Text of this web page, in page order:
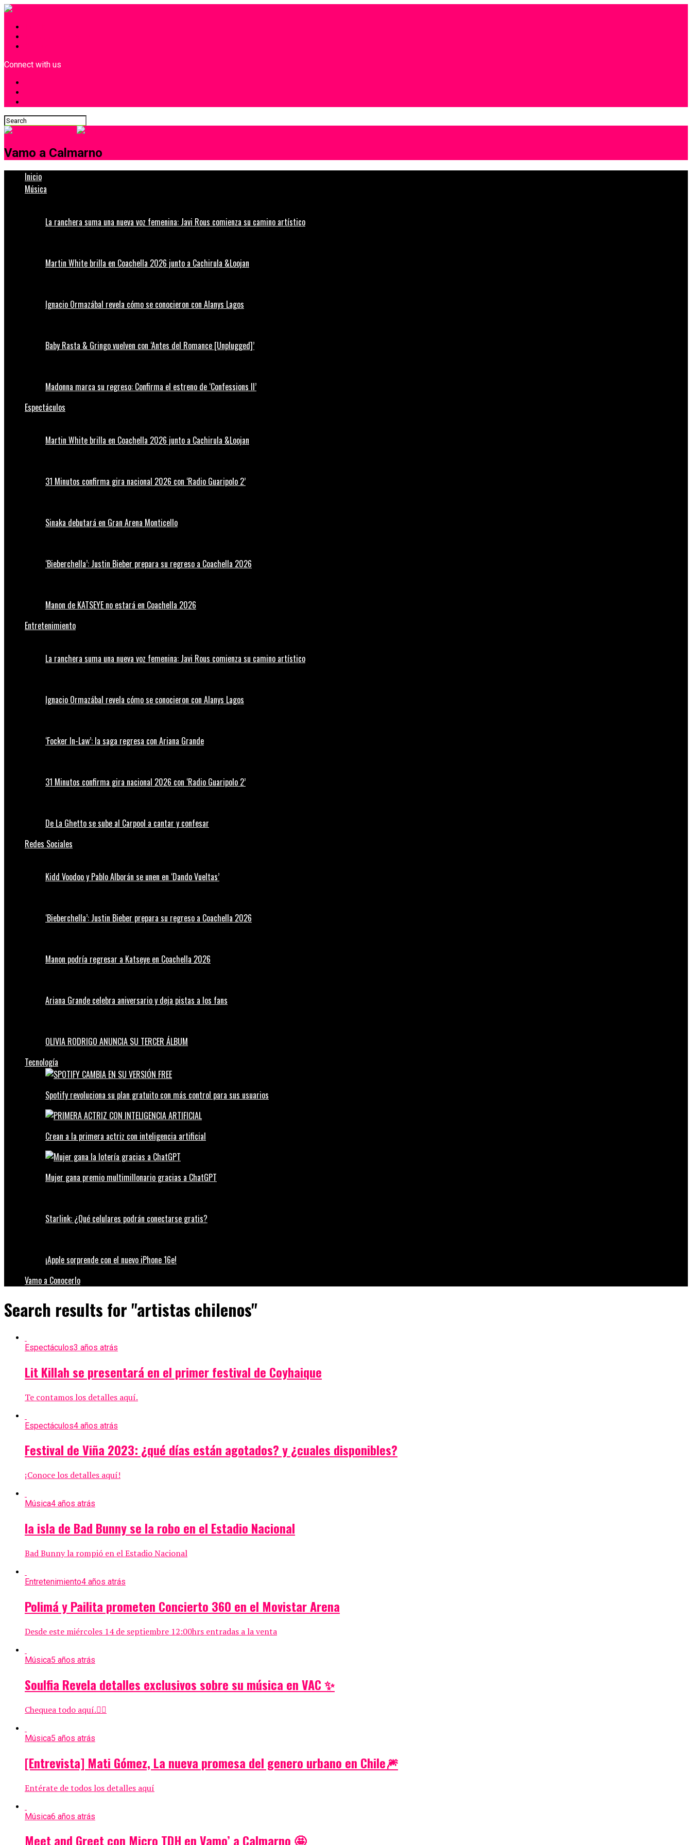
Connect with us
Vamo a Calmarno
Inicio
Música
La ranchera suma una nueva voz femenina: Javi Rous comienza su camino artístico
Martin White brilla en Coachella 2026 junto a Cachirula &Loojan
Ignacio Ormazábal revela cómo se conocieron con Alanys Lagos
Baby Rasta & Gringo vuelven con ‘Antes del Romance [Unplugged]’
Madonna marca su regreso: Confirma el estreno de ‘Confessions II’
Espectáculos
Martin White brilla en Coachella 2026 junto a Cachirula &Loojan
31 Minutos confirma gira nacional 2026 con ‘Radio Guaripolo 2’
Sinaka debutará en Gran Arena Monticello
‘Bieberchella’: Justin Bieber prepara su regreso a Coachella 2026
Manon de KATSEYE no estará en Coachella 2026
Entretenimiento
La ranchera suma una nueva voz femenina: Javi Rous comienza su camino artístico
Ignacio Ormazábal revela cómo se conocieron con Alanys Lagos
‘Focker In-Law’: la saga regresa con Ariana Grande
31 Minutos confirma gira nacional 2026 con ‘Radio Guaripolo 2’
De La Ghetto se sube al Carpool a cantar y confesar
Redes Sociales
Kidd Voodoo y Pablo Alborán se unen en ‘Dando Vueltas’
‘Bieberchella’: Justin Bieber prepara su regreso a Coachella 2026
Manon podría regresar a Katseye en Coachella 2026
Ariana Grande celebra aniversario y deja pistas a los fans
OLIVIA RODRIGO ANUNCIA SU TERCER ÁLBUM
Tecnología
Spotify revoluciona su plan gratuito con más control para sus usuarios
Crean a la primera actriz con inteligencia artificial
Mujer gana premio multimillonario gracias a ChatGPT
Starlink: ¿Qué celulares podrán conectarse gratis?
¡Apple sorprende con el nuevo iPhone 16e!
Vamo a Conocerlo
Search results for "artistas chilenos"
Espectáculos3 años atrás
Lit Killah se presentará en el primer festival de Coyhaique
Te contamos los detalles aquí.
Espectáculos4 años atrás
Festival de Viña 2023: ¿qué días están agotados? y ¿cuales disponibles?
¡Conoce los detalles aquí!
Música4 años atrás
la isla de Bad Bunny se la robo en el Estadio Nacional
Bad Bunny la rompió en el Estadio Nacional
Entretenimiento4 años atrás
Polimá y Pailita prometen Concierto 360 en el Movistar Arena
Desde este miércoles 14 de septiembre 12:00hrs entradas a la venta
Música5 años atrás
Soulfia Revela detalles exclusivos sobre su música en VAC ✨
Chequea todo aquí.👇🏻
Música5 años atrás
[Entrevista] Mati Gómez, La nueva promesa del genero urbano en Chile🎆
Entérate de todos los detalles aquí
Música6 años atrás
Meet and Greet con Micro TDH en Vamo’ a Calmarno 🤩